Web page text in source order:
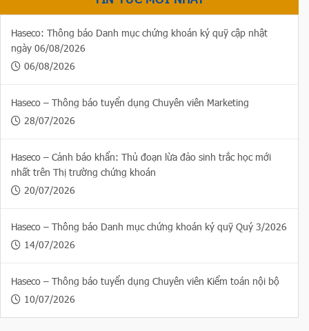
Haseco: Thông báo Danh mục chứng khoán ký quỹ cập nhật
ngày 06/08/2026
06/08/2026
Haseco – Thông báo tuyển dụng Chuyên viên Marketing
28/07/2026
Haseco – Cảnh báo khẩn: Thủ đoạn lừa đảo sinh trắc học mới
nhất trên Thị trường chứng khoán
20/07/2026
Haseco – Thông báo Danh mục chứng khoán ký quỹ Quý 3/2026
14/07/2026
Haseco – Thông báo tuyển dụng Chuyên viên Kiểm toán nội bộ
10/07/2026